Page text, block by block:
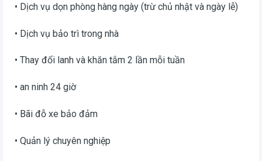
• Dịch vụ dọn phòng hàng ngày (trừ chủ nhật và ngày lễ)
• Dịch vụ bảo trì trong nhà
• Thay đổi lanh và khăn tắm 2 lần mỗi tuần
• an ninh 24 giờ
• Bãi đỗ xe bảo đảm
• Quản lý chuyên nghiệp